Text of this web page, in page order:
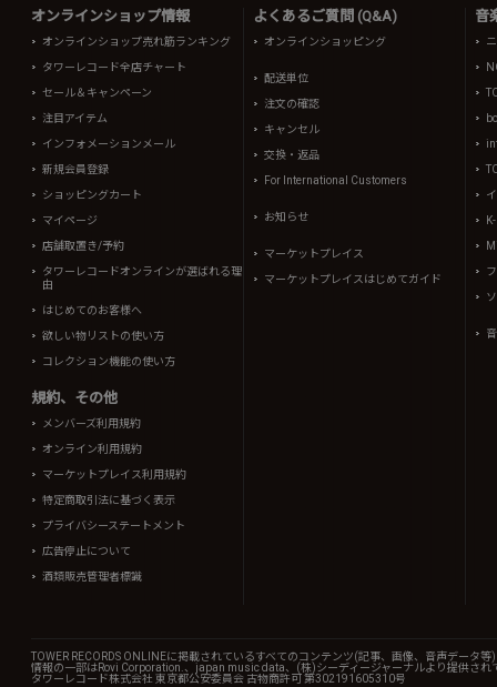
オンラインショップ情報
オンラインショップ売れ筋ランキング
タワーレコード全店チャート
セール＆キャンペーン
注目アイテム
インフォメーションメール
新規会員登録
ショッピングカート
マイページ
店舗取置き/予約
タワーレコードオンラインが選ばれる理
由
はじめてのお客様へ
欲しい物リストの使い方
コレクション機能の使い方
規約、その他
メンバーズ利用規約
オンライン利用規約
マーケットプレイス利用規約
特定商取引法に基づく表示
プライバシーステートメント
広告停止について
酒類販売管理者標識
よくあるご質問 (Q&A)
オンラインショッピング
配送単位
注文の確認
キャンセル
交換・返品
For International Customers
お知らせ
マーケットプレイス
マーケットプレイスはじめてガイド
音
TOWER RECORDS ONLINEに掲載されているすべてのコンテンツ(記事、画像、音声データ
情報の一部はRovi Corporation.、japan music data、(株)シーディージャーナルより提供され
タワーレコード株式会社 東京都公安委員会 古物商許可 第302191605310号